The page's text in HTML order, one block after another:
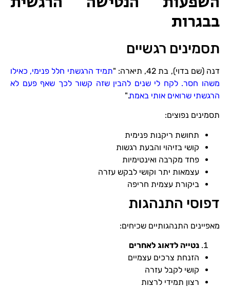
בבגרות
תסמינים רגשיים
דנה (שם בדוי), בת 42, תיארה: "
תמיד הרגשתי חלל פנימי, כאילו
משהו חסר. לקח לי שנים להבין שזה קשור לכך שאף פעם לא
הרגשתי שרואים אותי באמת."
תסמינים נפוצים:
תחושת ריקנות פנימית
קושי בזיהוי והבעת רגשות
פחד מקרבה ואינטימיות
עצמאות יתר וקושי לבקש עזרה
ביקורת עצמית חריפה
דפוסי התנהגות
מאפיינים התנהגותיים שכיחים:
נטייה לדאוג לאחרים
הזנחת צרכים עצמיים
קושי לקבל עזרה
רצון תמידי לרצות